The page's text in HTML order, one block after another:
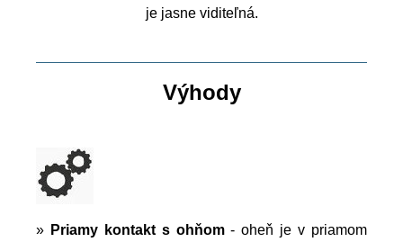
je jasne viditeľná.
Výhody
» Priamy kontakt s ohňom- oheň je v priamom